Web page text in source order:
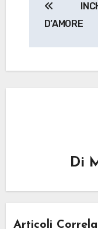
articoli
D’AMORE
Di
Articoli